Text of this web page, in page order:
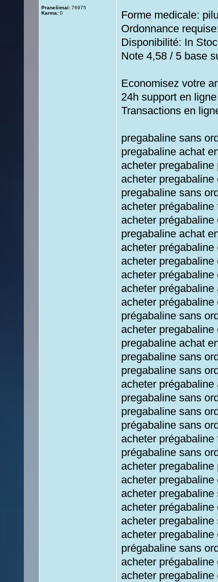
Pranešimai: 76975
Karma: 0
Forme medicale:
Ordonnance
Disponibilité: In
Note 4,58 / 5 base
Economisez votre
24h support en ligne
Transactions en
pregabaline sans
pregabaline achat
acheter
acheter
pregabaline sans
acheter
acheter
pregabaline achat
acheter
acheter
acheter
acheter
acheter
prégabaline sans
acheter
pregabaline achat
pregabaline sans
pregabaline sans
acheter
pregabaline sans
pregabaline sans
prégabaline sans
acheter
prégabaline sans
acheter
acheter
acheter
acheter
acheter
acheter
prégabaline sans
acheter
acheter